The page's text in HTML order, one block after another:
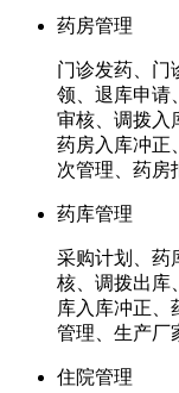
药房管理
门诊发药、门
领、退库申请
审核、调拨入
药房入库冲正
次管理、药房
药库管理
采购计划、药
核、调拨出库
库入库冲正、
管理、生产厂
住院管理